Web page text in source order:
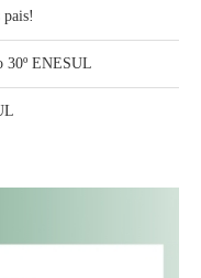
pais!
30º ENESUL